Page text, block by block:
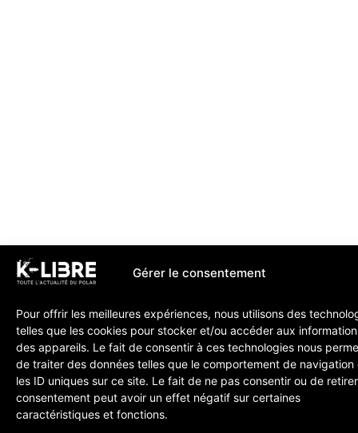
Gérer le consentement
Pour offrir les meilleures expériences, nous utilisons des
telles que les cookies pour stocker et/ou accéder aux
des appareils. Le fait de consentir à ces technologies nous
de traiter des données telles que le comportement de navigation
les ID uniques sur ce site. Le fait de ne pas consentir ou de
consentement peut avoir un effet négatif sur certaines
caractéristiques et fonctions.